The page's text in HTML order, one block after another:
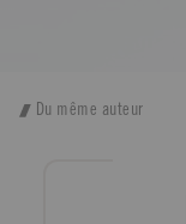
Du même auteur